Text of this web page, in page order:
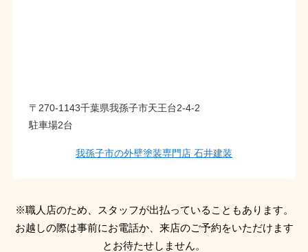
〒270-1143千葉県我孫子市天王台2-4-2
駐車場2台
我孫子市の外壁塗装専門店 石井建装
※職人店のため、スタッフが出払っていることもあります。
お越しの際は事前にお電話か、来店のご予約をいただけます
とお待たせしません。